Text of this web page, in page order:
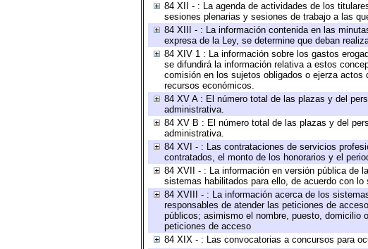
84 XII - : La agenda de actividades de los
sesiones plenarias y sesiones de trabajo a las
84 XIII - : La información contenida en las
expresa de la Ley, se determine que deban
84 XIV 1 : La información sobre los gastos
se difundirá la información relativa a estos
comisión en los sujetos obligados o ejerza
recursos económicos.
84 XV A : El número total de las plazas y del
administrativa.
84 XV B : El número total de las plazas y del
administrativa.
84 XVI - : Las contrataciones de servicios
contratados, el monto de los honorarios y el
84 XVII - : La información en versión pública de
sistemas habilitados para ello, de acuerdo con lo
84 XVIII - : La información acerca de los
responsables de atender las peticiones de
públicos; asimismo el nombre, puesto, domicilio
peticiones de acceso
84 XIX - : Las convocatorias a concursos para